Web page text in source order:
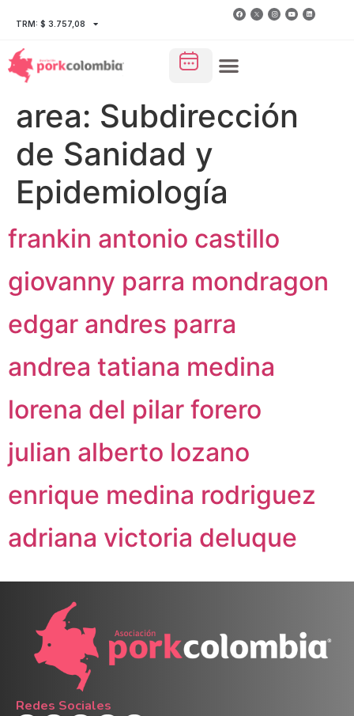
TRM: $ 3.757,08
area: Subdirección
de Sanidad y
Epidemiología
frankin antonio castillo
giovanny parra mondragon
edgar andres parra
andrea tatiana medina
lorena del pilar forero
julian alberto lozano
enrique medina rodriguez
adriana victoria deluque
Redes Sociales